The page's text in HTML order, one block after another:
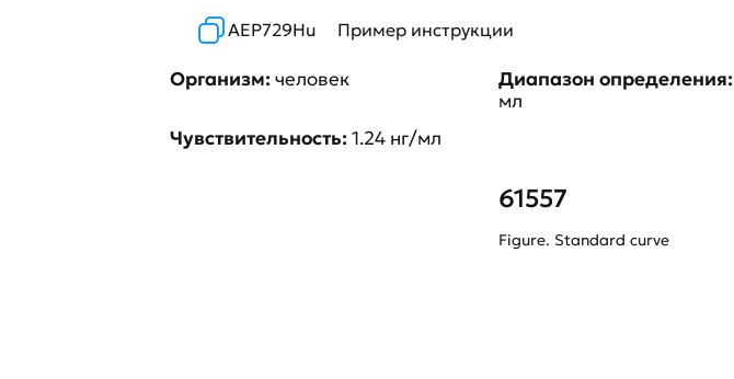
AEP729Hu Пример инструкции
Организм:человек Диапазон определения:
мл
Чувствительность:1.24 нг/мл
61557
Figure. Standard curve